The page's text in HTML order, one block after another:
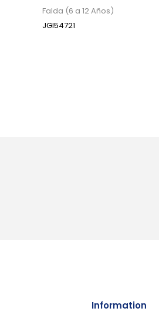
Falda (6 a 12 Años)
JGI54721
Information